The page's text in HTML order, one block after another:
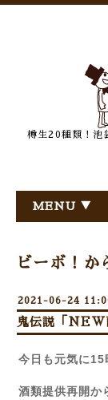
樽生20種類！池
MENU ▼
ビーボ！か
2021-06-24
鬼伝説「
今日も元気に
酒類提供再開か